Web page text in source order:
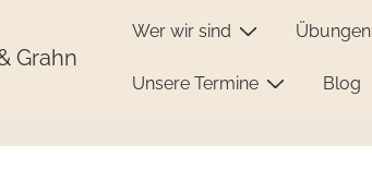
Grahn
Wer wir sind Übungen
Unsere Termine Blog